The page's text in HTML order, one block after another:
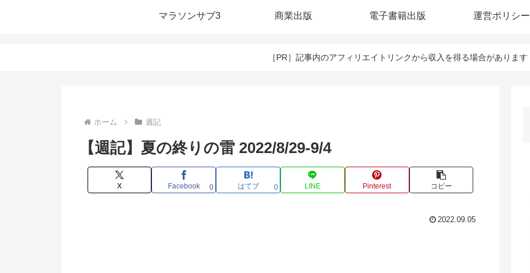
マラソンサブ3 商業出版 電子書籍出版 運営ポリシー
［PR］記事内のアフィリエイトリンクから収入を得る場合があります
ホーム 週記
【週記】夏の終りの雷 2022/8/29-9/4
X Facebook 0 はてブ 0 LINE Pinterest コピー
2022.09.05